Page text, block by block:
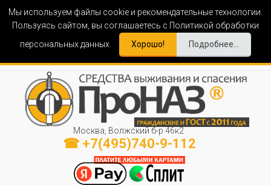
Мы используем файлы cookie и рекомендательные технологии.
Пользуясь сайтом, вы соглашаетесь с Политикой обработки
персональных данных.
Хорошо! Подробнее...
Москва, Волжский б-р 46к2
☎ +7(495)740-9-112